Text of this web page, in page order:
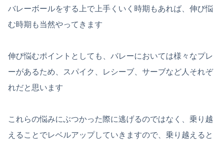
バレーボールをする上で上手くいく時期もあれば、伸び悩
む時期も当然やってきます
伸び悩むポイントとしても、バレーにおいては様々なプレ
ーがあるため、スパイク、レシーブ、サーブなど人それぞ
れだと思います
これらの悩みにぶつかった際に逃げるのではなく、乗り越
えることでレベルアップしていきますので、乗り越えると